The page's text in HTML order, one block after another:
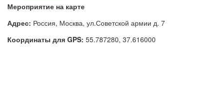
Мероприятие на карте
Адрес: Россия, Москва, ул.Советской армии д. 7
Координаты для GPS: 55.787280, 37.616000